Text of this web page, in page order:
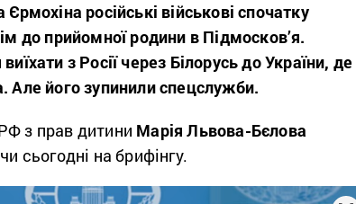
російські військові спочатку
до прийомної родини в Підмосков’я.
з Росії через Білорусь до України, де
Але його зупинили спецслужби.
з прав дитини Марія Львова-Бєлова
сьогодні на брифінгу.